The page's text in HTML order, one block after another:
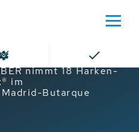
Liter
nimmt 18 Harken-
im
Butarque